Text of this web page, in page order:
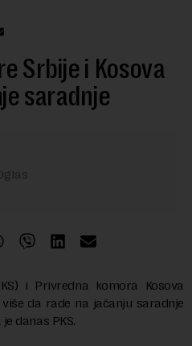
Srbije i Kosova
saradnje
i Privredna komora Kosova
da rade na jačanju saradnje
danas PKS.